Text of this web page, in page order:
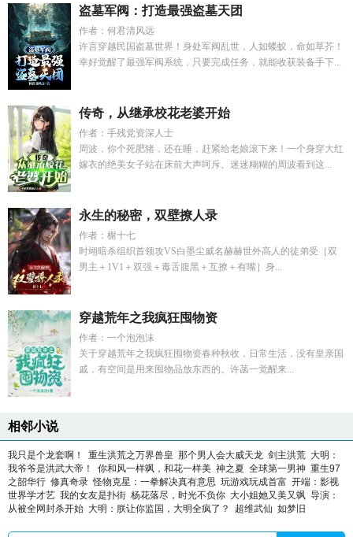
盗墓军阀：打造最强盗墓天团
作者：何君清风远
许言穿越民国盗墓世界！身处军阀乱世，人如蝼蚁，命如草芥！
幸好觉醒了最强军阀系统，只要完成任务，就能收获装备手下...
传奇，从继承校花老婆开始
作者：手残党资深人士
周波，你个死肥猪，还在睡，赶紧给老娘滚下来！一个身穿大红
嫁衣的绝美女子站在床前大声呵斥。迷迷糊糊的周波看到这...
永生的秘密，双壁撩人录
作者：榭十七
时翊暗杀组织首领攻VS白墨尘威名赫赫世外高人的徒弟受［双
男主＋1V1＋双强＋毒舌腹黑＋互撩＋有嘴］身...
穿越荒年之我疯狂囤物资
作者：一个泡泡沫
关于穿越荒年之我疯狂囤物资春种秋收，日常生活，没有皇亲国
戚，有空间是用来囤物品放东西的。许菡一觉醒来...
相邻小说
我只是个龙套啊！ 重生洪荒之万界兽皇 那个男人会大威天龙 剑主洪荒 大明：
我爷爷是洪武大帝！
你和风一样飒，和花一样美 神之夏 全球第一男神 重生97
之韶华行 修真奇录 怪物克星：一拳解决真有意思 玩游戏玩成首富 开端：影视
世界学才艺 我的女友是扑街 杨花落尽，时光不负你 大小姐她又美又飒 导演：
从被全网封杀开始 大明：朕让你监国，大明全疯了？ 超维武仙 如梦旧